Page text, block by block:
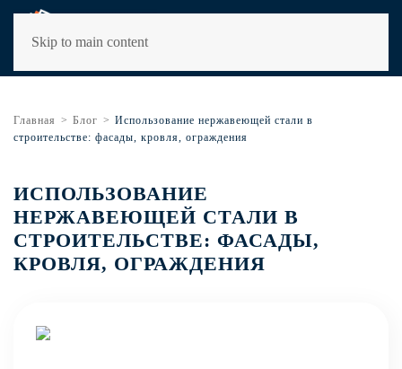
Skip to main content
Главная Блог
Использование нержавеющей стали в
строительстве: фасады, кровля, ограждения
ИСПОЛЬЗОВАНИЕ
НЕРЖАВЕЮЩЕЙ СТАЛИ В
СТРОИТЕЛЬСТВЕ: ФАСАДЫ,
КРОВЛЯ, ОГРАЖДЕНИЯ